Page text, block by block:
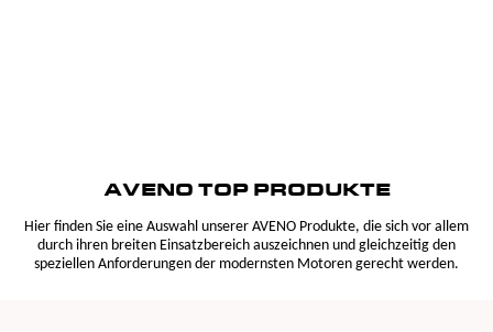
AVENO TOP PRODUKTE
Hier finden Sie eine Auswahl unserer AVENO Produkte, die sich vor allem
durch ihren breiten Einsatzbereich auszeichnen und gleichzeitig den
speziellen Anforderungen der modernsten Motoren gerecht werden.